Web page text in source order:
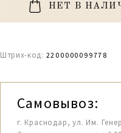
НЕТ В
Штрих-код: 2200000099778
Самовывоз:
г. Краснодар, ул. Им.